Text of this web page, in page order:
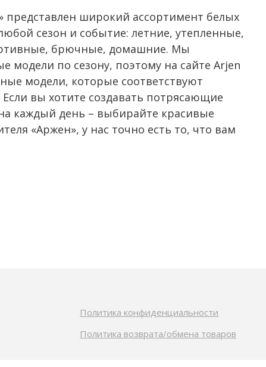
представлен широкий ассортимент белых
сезон и событие: летние, утепленные,
брючные, домашние. Мы
модели по сезону, поэтому на сайте Arjen
модели, которые соответствуют
вы хотите создавать потрясающие
каждый день – выбирайте красивые
«Аржен», у нас точно есть то, что вам
Политика конфиденциальности
Политика возврата/обмена товаров